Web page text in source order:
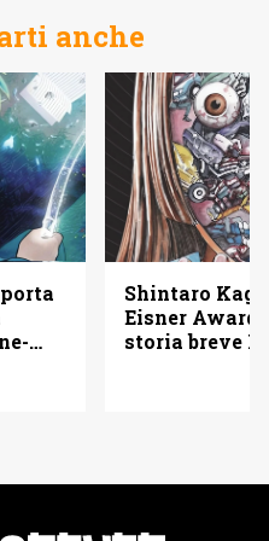
anche
Shintaro
Eisner
storia breve